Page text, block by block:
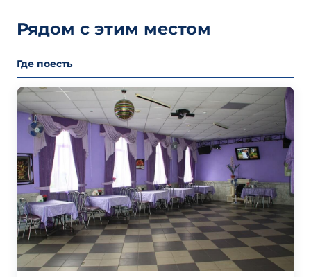
Рядом с этим местом
Где поесть